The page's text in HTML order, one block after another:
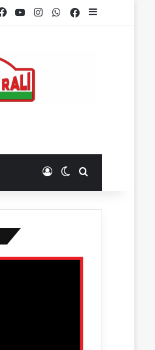
Facebook
YouTube
Instagram
WhatsApp
GrupoSidebar
Log InSwitch skin